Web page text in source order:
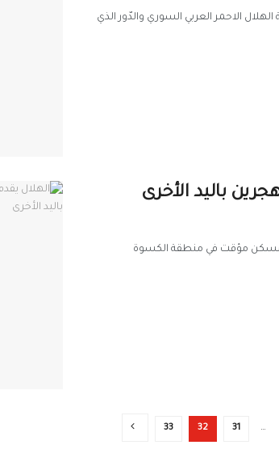
الاحمر العربي السوري والدّور الذي
باليد الأخرى
المبذولة لتخفيف وطأة الظروف المأساوية التي تعيشها نحو 75 عائلة ضمن 57 مسكن مؤقت في منطقة الكسوة
…
31
32
33